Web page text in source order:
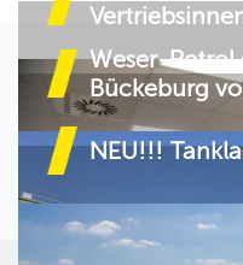
Weser-
Bückeburg
NEU!!!